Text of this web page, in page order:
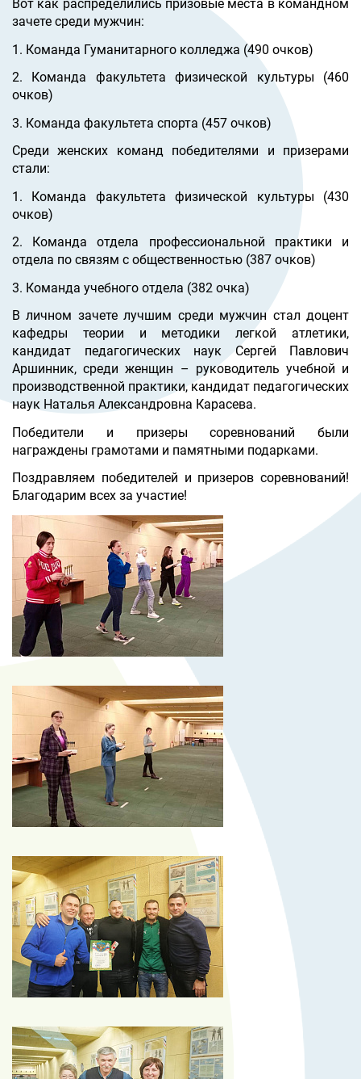
Вот как распределились призовые места в командном
зачете среди мужчин:
1. Команда Гуманитарного колледжа (490 очков)
2. Команда факультета физической культуры (460
очков)
3. Команда факультета спорта (457 очков)
Среди женских команд победителями и призерами
стали:
1. Команда факультета физической культуры (430
очков)
2. Команда отдела профессиональной практики и
отдела по связям с общественностью (387 очков)
3. Команда учебного отдела (382 очка)
В личном зачете лучшим среди мужчин стал доцент
кафедры теории и методики легкой атлетики,
кандидат педагогических наук Сергей Павлович
Аршинник, среди женщин – руководитель учебной и
производственной практики, кандидат педагогических
наук Наталья Александровна Карасева.
Победители и призеры соревнований были
награждены грамотами и памятными подарками.
Поздравляем победителей и призеров соревнований!
Благодарим всех за участие!